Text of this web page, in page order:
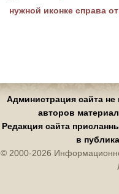
нужной иконке справа
Администрация сайта не
авторов
Редакция сайта
в
© 2000-2026